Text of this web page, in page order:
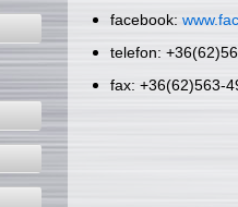
facebook:
telefon:
fax: +36(62)563-